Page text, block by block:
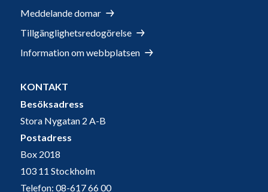
Meddelande domar
Tillgänglighetsredogörelse
Information om webbplatsen
KONTAKT
Besöksadress
Stora Nygatan 2 A-B
Postadress
Box 2018
103 11 Stockholm
Telefon: 08-617 66 00